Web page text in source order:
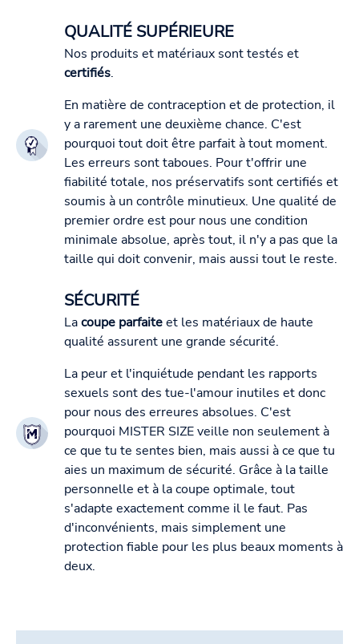
QUALITÉ SUPÉRIEURE
Nos produits et matériaux sont testés et
certifiés.
En matière de contraception et de protection, il
y a rarement une deuxième chance. C'est
pourquoi tout doit être parfait à tout moment.
Les erreurs sont taboues. Pour t'offrir une
fiabilité totale, nos préservatifs sont certifiés et
soumis à un contrôle minutieux. Une qualité de
premier ordre est pour nous une condition
minimale absolue, après tout, il n'y a pas que la
taille qui doit convenir, mais aussi tout le reste.
SÉCURITÉ
Lacoupe parfaiteet les matériaux de haute
qualité assurent une grande sécurité.
La peur et l'inquiétude pendant les rapports
sexuels sont des tue-l'amour inutiles et donc
pour nous des erreures absolues. C'est
pourquoi MISTER SIZE veille non seulement à
ce que tu te sentes bien, mais aussi à ce que tu
aies un maximum de sécurité. Grâce à la taille
personnelle et à la coupe optimale, tout
s'adapte exactement comme il le faut. Pas
d'inconvénients, mais simplement une
protection fiable pour les plus beaux moments à
deux.